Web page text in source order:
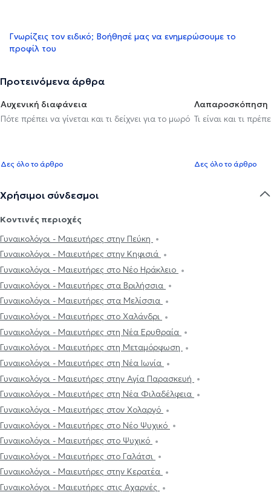
Γνωρίζεις τον ειδικό; Βοήθησέ μας να ενημερώσουμε το
προφίλ του
Προτεινόμενα άρθρα
Αυχενική διαφάνεια
Πότε πρέπει να γίνεται και τι δείχνει για το μωρό
Δες όλο το άρθρο
Λαπαροσκόπηση
Τι είναι και τι
Δες όλο το άρθρο
Χρήσιμοι σύνδεσμοι
Κοντινές περιοχές
Γυναικολόγοι - Μαιευτήρες στην Πεύκη
Γυναικολόγοι - Μαιευτήρες στην Κηφισιά
Γυναικολόγοι - Μαιευτήρες στο Νέο Ηράκλειο
Γυναικολόγοι - Μαιευτήρες στα Βριλήσσια
Γυναικολόγοι - Μαιευτήρες στα Μελίσσια
Γυναικολόγοι - Μαιευτήρες στο Χαλάνδρι
Γυναικολόγοι - Μαιευτήρες στη Νέα Ερυθραία
Γυναικολόγοι - Μαιευτήρες στη Μεταμόρφωση
Γυναικολόγοι - Μαιευτήρες στη Νέα Ιωνία
Γυναικολόγοι - Μαιευτήρες στην Αγία Παρασκευή
Γυναικολόγοι - Μαιευτήρες στη Νέα Φιλαδέλφεια
Γυναικολόγοι - Μαιευτήρες στον Χολαργό
Γυναικολόγοι - Μαιευτήρες στο Νέο Ψυχικό
Γυναικολόγοι - Μαιευτήρες στο Ψυχικό
Γυναικολόγοι - Μαιευτήρες στο Γαλάτσι
Γυναικολόγοι - Μαιευτήρες στην Κερατέα
Γυναικολόγοι - Μαιευτήρες στις Αχαρνές